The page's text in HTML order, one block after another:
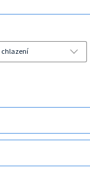
chlazení